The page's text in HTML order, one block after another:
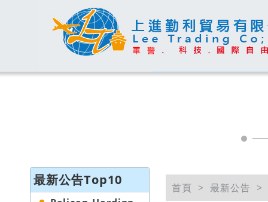
最新公告Top10 首頁 最新公告